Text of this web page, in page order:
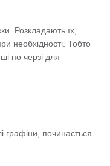
Розкладають їх,
необхідності. Тобто
по черзі для
графіни, починається